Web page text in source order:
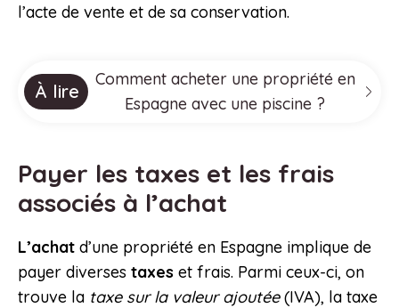
l’acte de vente et de sa conservation.
À lire
Comment acheter une propriété en
Espagne avec une piscine ?
Payer les taxes et les frais
associés à l’achat
L’achat d’une propriété en Espagne implique de
payer diverses taxes et frais. Parmi ceux-ci, on
trouve la taxe sur la valeur ajoutée(IVA), la taxe